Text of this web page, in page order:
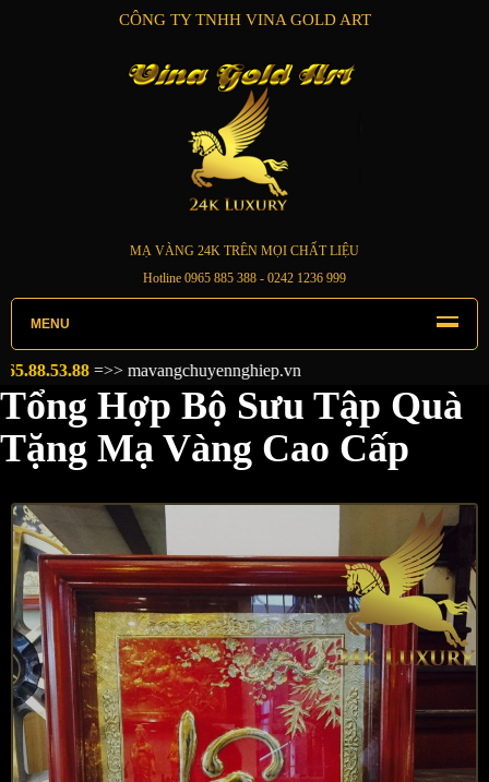
CÔNG TY TNHH VINA GOLD ART
MẠ VÀNG 24K TRÊN MỌI CHẤT LIỆU
Hotline 0965 885 388 - 0242 1236 999
MENU
mavangchuyennghiep.vn
Tổng Hợp Bộ Sưu Tập Quà
Tặng Mạ Vàng Cao Cấp